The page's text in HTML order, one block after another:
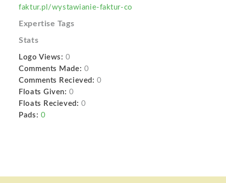
faktur.pl/wystawianie-faktur-co
Expertise Tags
Stats
Logo Views: 0
Comments Made: 0
Comments Recieved: 0
Floats Given: 0
Floats Recieved: 0
Pads: 0